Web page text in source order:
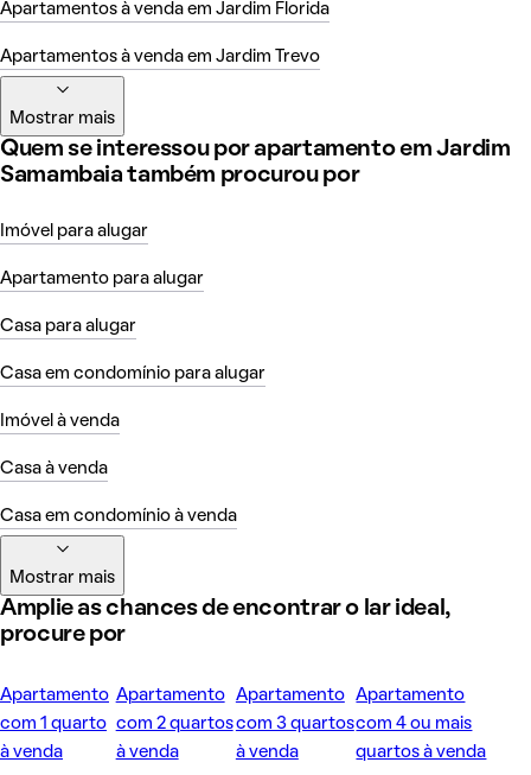
Apartamentos à venda em Jardim Florida
Apartamentos à venda em Jardim Trevo
Mostrar mais
Quem se interessou por apartamento em Jardim
Samambaia também procurou por
Imóvel para alugar
Apartamento para alugar
Casa para alugar
Casa em condomínio para alugar
Imóvel à venda
Casa à venda
Casa em condomínio à venda
Mostrar mais
Amplie as chances de encontrar o lar ideal,
procure por
Apartamento
com 1 quarto
à venda
Apartamento
com 2 quartos
à venda
Apartamento
com 3 quartos
à venda
Apartamento
com 4 ou mais
quartos à venda